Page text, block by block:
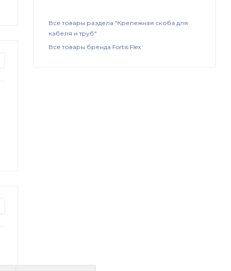
Все товары раздела "Крепежная скоба для
кабеля и труб"
Все товары бренда Fortis Flex